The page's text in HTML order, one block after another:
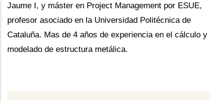
Jaume I, y máster en Project Management por ESUE,
profesor asociado en la Universidad Politécnica de
Cataluña. Mas de 4 años de experiencia en el cálculo y
modelado de estructura metálica.